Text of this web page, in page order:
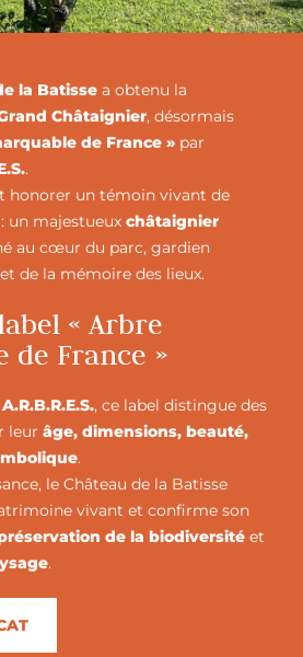
la Batisse a obtenu la
Châtaignier, désormais
de France » par
.
honorer un témoin vivant de
un majestueux châtaignier
au cœur du parc, gardien
de la mémoire des lieux.
« Arbre
de France »
A.R.B.R.E.S., ce label distingue des
leur âge, dimensions, beauté,
.
le Château de la Batisse
vivant et confirme son
de la biodiversité et
.